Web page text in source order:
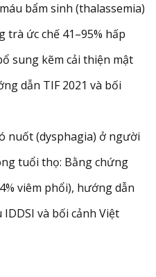
bẩm sinh (thalassemia)
ức chế 41–95% hấp
sung kẽm cải thiện mật
dẫn TIF 2021 và bối
nuốt (dysphagia) ở người
tuổi thọ: Bằng chứng
viêm phổi), hướng dẫn
IDDSI và bối cảnh Việt